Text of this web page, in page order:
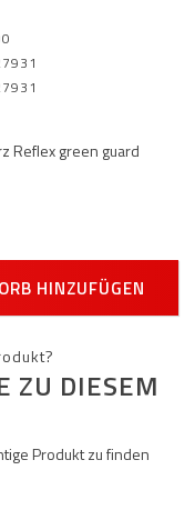
Reflex green guard
HINZUFÜGEN
ZU DIESEM
Produkt zu finden